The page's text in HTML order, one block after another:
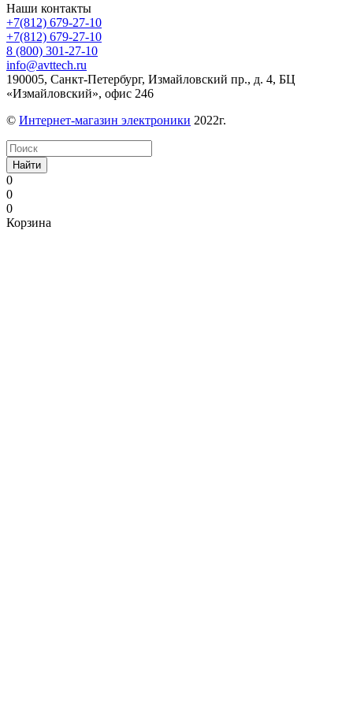
Наши контакты
+7(812) 679-27-10
+7(812) 679-27-10
8 (800) 301-27-10
info@avttech.ru
190005, Санкт-Петербург, Измайловский пр., д. 4, БЦ
«Измайловский», офис 246
© Интернет-магазин электроники 2022г.
Найти
0
0
0
Корзина